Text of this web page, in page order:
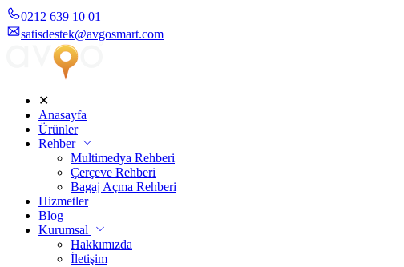
0212 639 10 01
satisdestek@avgosmart.com
✕
Anasayfa
Ürünler
Rehber
Multimedya Rehberi
Çerçeve Rehberi
Bagaj Açma Rehberi
Hizmetler
Blog
Kurumsal
Hakkımızda
İletişim